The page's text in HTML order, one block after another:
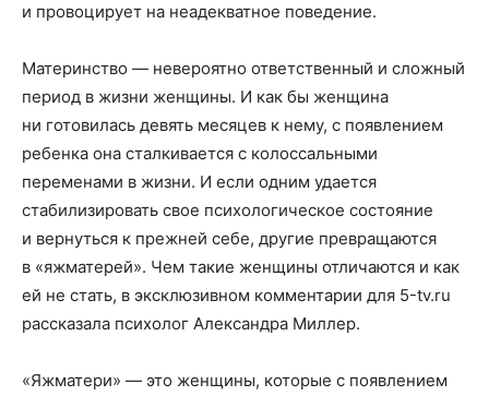
и провоцирует на неадекватное поведение.
Материнство — невероятно ответственный и сложный
период в жизни женщины. И как бы женщина
ни готовилась девять месяцев к нему, с появлением
ребенка она сталкивается с колоссальными
переменами в жизни. И если одним удается
стабилизировать свое психологическое состояние
и вернуться к прежней себе, другие превращаются
в «яжматерей». Чем такие женщины отличаются и как
ей не стать, в эксклюзивном комментарии для 5-tv.ru
рассказала психолог Александра Миллер.
«Яжматери» — это женщины, которые с появлением